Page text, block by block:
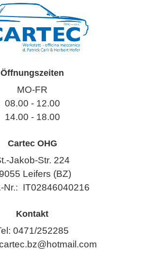
Öffnungszeiten
MO-FR
08.00 - 12.00
14.00 - 18.00
Cartec OHG
Jakob-Str. 224
Leifers (BZ)
Nr.: IT02846040216
Kontakt
0471/252285